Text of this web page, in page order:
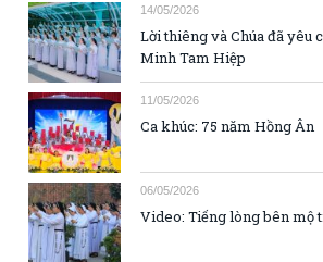
14/05/2026
Lời thiêng và Chúa đã yêu
Minh Tam Hiệp
11/05/2026
Ca khúc: 75 năm Hồng Ân
06/05/2026
Video: Tiếng lòng bên mộ